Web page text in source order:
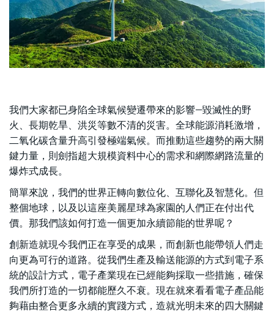
我們大家都已身陷全球氣候變遷帶來的影響—毀滅性的野
火、長期乾旱、洪災等數不清的災害。全球能源消耗激增，
二氧化碳含量升高引發極端氣候。而推動這些趨勢的兩大關
鍵力量，則劍指超大規模資料中心的需求和網際網路流量的
爆炸式成長。
簡單來說，我們的世界正轉向數位化、互聯化及智慧化。但
整個地球，以及以這座美麗星球為家園的人們正在付出代
價。那我們該如何打造一個更加永續節能的世界呢？
創新造就現今我們正在享受的成果，而創新也能帶領人們走
向更為可行的道路。從我們生產及輸送能源的方式到電子系
統的設計方式，電子產業現在已經能夠採取一些措施，確保
我們所打造的一切都能歷久不衰。現在就來看看電子產品能
夠藉由整合更多永續的實踐方式，造就光明未來的四大關鍵